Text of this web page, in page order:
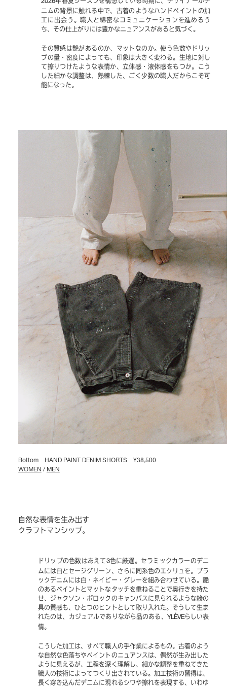
2026
ニムの背景に触れる中で、古着のようなハンドペイントの加
工に出会う。職人と綿密なコミュニケーションを進めるう
ち、その仕上がりには豊かなニュアンスがあると気づく。
その質感は艶があるのか、マットなのか。使う色数やドリッ
プの量・密度によっても、印象は大きく変わる。生地に対し
て擦りつけたような表情か、立体感・液体感をもつか。こう
した細かな調整は、熟練した、ごく少数の職人だからこそ可
能になった。
Bottom HAND PAINT DENIM SHORTS ¥38,500
WOMEN / MEN
自然な表情を生み出す
クラフトマンシップ。
ドリップの色数はあえて3色に厳選。セラミックカラーのデニ
ムには白とセージグリーン、さらに同系色のエクリュを。ブラ
ックデニムには白・ネイビー・グレーを組み合わせている。艶
のあるペイントとマットなタッチを重ねることで奥行きを持た
せ、ジャクソン・ポロックのキャンバスに見られるような絵の
具の質感も、ひとつのヒントとして取り入れた。そうして生ま
れたのは、カジュアルでありながら品のある、
YLÈVEらしい表
情。
こうした加工は、すべて職人の手作業によるもの。古着のよう
な自然な色落ちやペイントのニュアンスは、偶然が生み出した
ように見えるが、工程を深く理解し、細かな調整を重ねてきた
職人の技術によってつくり出されている。加工技術の習得は、
長く穿き込んだデニムに現れるシワや擦れを表現する、いわゆ